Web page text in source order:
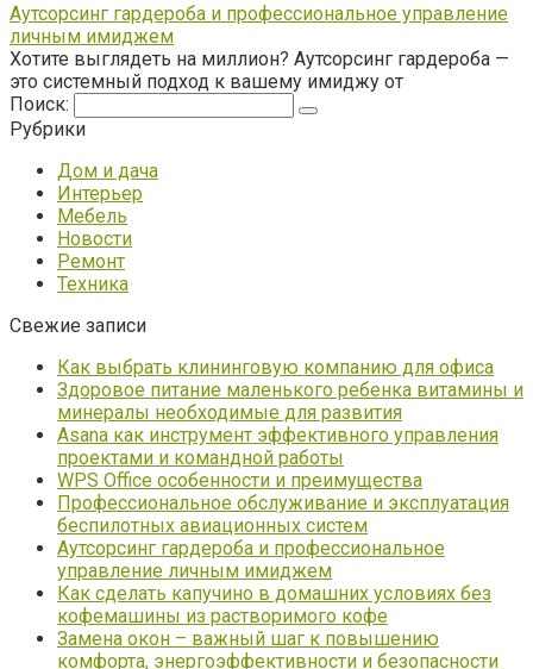
Аутсорсинг гардероба и профессиональное управление
личным имиджем
Хотите выглядеть на миллион? Аутсорсинг гардероба —
это системный подход к вашему имиджу от
Поиск:
Рубрики
Дом и дача
Интерьер
Мебель
Новости
Ремонт
Техника
Свежие записи
Как выбрать клининговую компанию для офиса
Здоровое питание маленького ребенка витамины и
минералы необходимые для развития
Asana как инструмент эффективного управления
проектами и командной работы
WPS Office особенности и преимущества
Профессиональное обслуживание и эксплуатация
беспилотных авиационных систем
Аутсорсинг гардероба и профессиональное
управление личным имиджем
Как сделать капучино в домашних условиях без
кофемашины из растворимого кофе
Замена окон – важный шаг к повышению
комфорта, энергоэффективности и безопасности